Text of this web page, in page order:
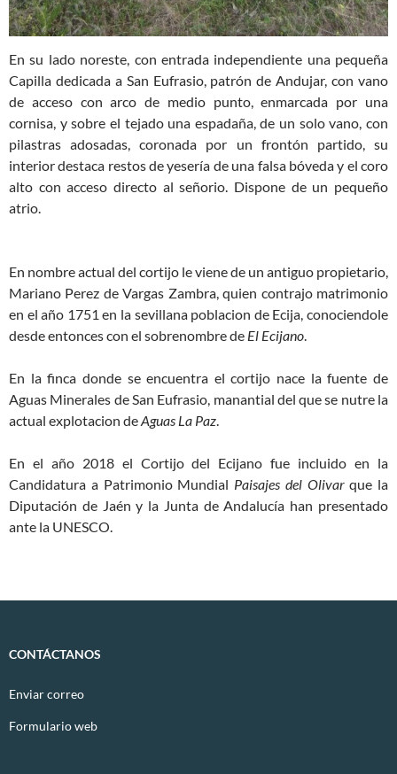
En su lado noreste, con entrada independiente una pequeña
Capilla dedicada a San Eufrasio, patrón de Andujar, con vano
de acceso con arco de medio punto, enmarcada por una
cornisa, y sobre el tejado una espadaña, de un solo vano, con
pilastras adosadas, coronada por un frontón partido, su
interior destaca restos de yesería de una falsa bóveda y el coro
alto con acceso directo al señorio. Dispone de un pequeño
atrio.
En nombre actual del cortijo le viene de un antiguo propietario,
Mariano Perez de Vargas Zambra, quien contrajo matrimonio
en el año 1751 en la sevillana poblacion de Ecija, conociendole
desde entonces con el sobrenombre de El Ecijano.
En la finca donde se encuentra el cortijo nace la fuente de
Aguas Minerales de San Eufrasio, manantial del que se nutre la
actual explotacion deAguas La Paz.
En el año 2018 el Cortijo del Ecijano fue incluido en la
Candidatura a Patrimonio Mundial Paisajes del Olivarque la
Diputación de Jaén y la Junta de Andalucía han presentado
ante la UNESCO.
CONTÁCTANOS
Enviar correo
Formulario web